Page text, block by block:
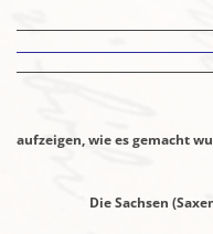
aufzeigen, wie es gemacht
Die Sachsen (Saxen /